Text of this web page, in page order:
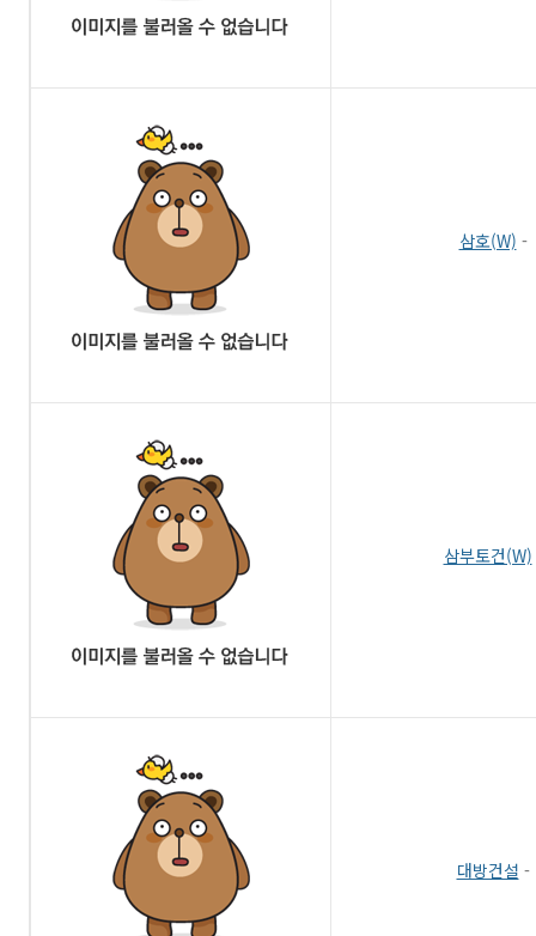
삼호(W) -
삼부토건(W)
대방건설 -